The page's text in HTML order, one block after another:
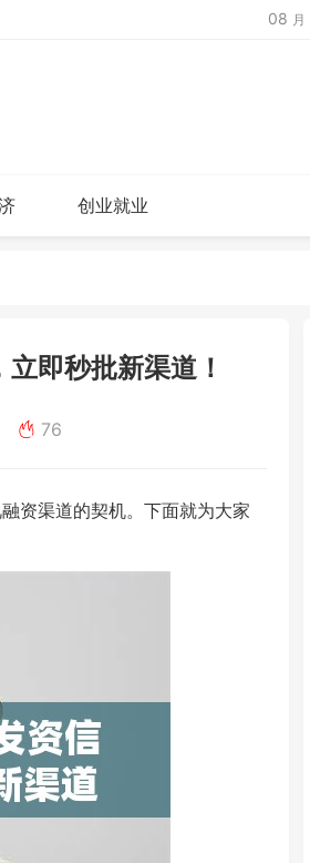
08 月
创业就业
即秒批新渠道！
76
资渠道的契机。下面就为大家